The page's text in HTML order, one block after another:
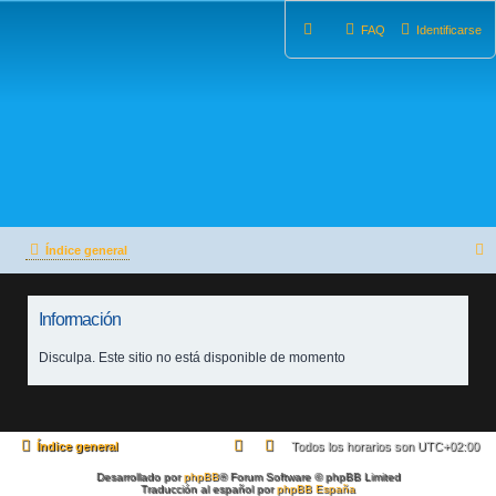
Identificarse
FAQ
Índice general
Información
Disculpa. Este sitio no está disponible de momento
Índice general Todos los horarios son UTC+02:00
Desarrollado porphpBB® Forum Software © phpBB Limited
Traducción al español porphpBB España